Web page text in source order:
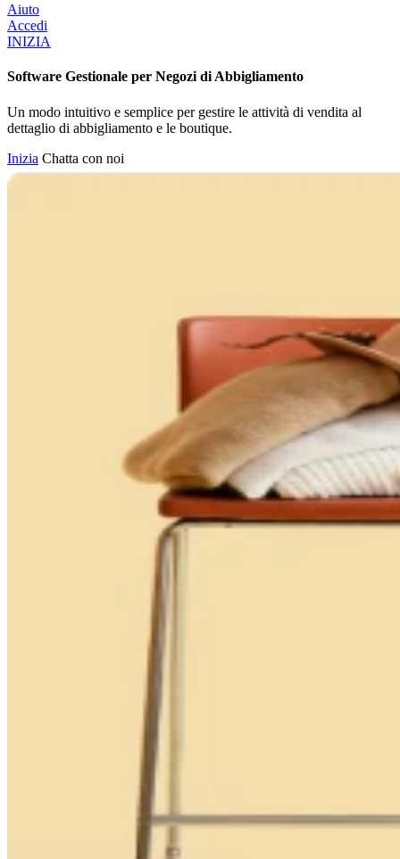
Aiuto
Accedi
INIZIA
Software Gestionale per Negozi di Abbigliamento
Un modo intuitivo e semplice per gestire le attività di vendita al
dettaglio di abbigliamento e le boutique.
Inizia Chatta con noi